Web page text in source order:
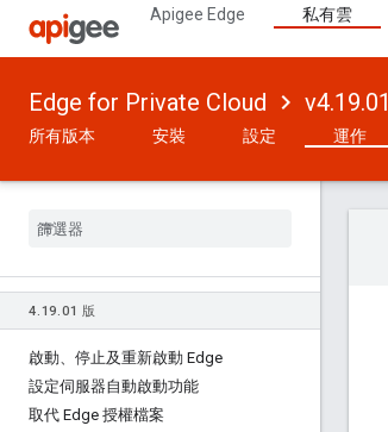
Apigee Edge 私有雲
Edge for Private Cloud v4.19.01
所有版本 安裝 設定 運作
4.19.01 版
啟動、停止及重新啟動 Edge
設定伺服器自動啟動功能
取代 Edge 授權檔案